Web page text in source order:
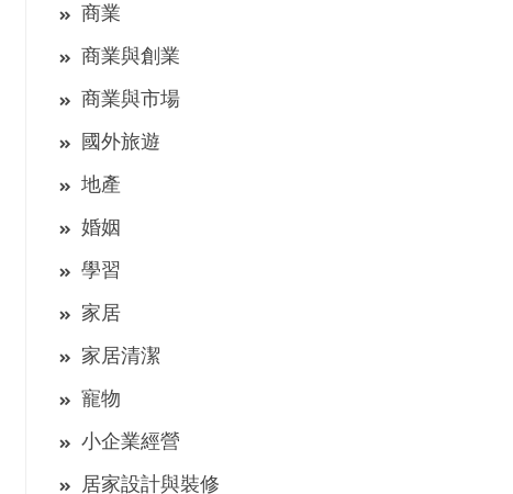
商業
商業與創業
商業與市場
國外旅遊
地產
婚姻
學習
家居
家居清潔
寵物
小企業經營
居家設計與裝修